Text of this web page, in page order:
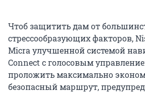
Чтоб защитить дам от
стрессообразующих факторов,
Micra улучшенной системой
Connect с голосовым
проложить максимально
безопасный маршрут,